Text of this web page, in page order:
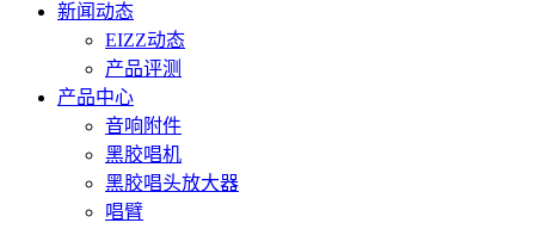
新闻动态
EIZZ动态
产品评测
产品中心
音响附件
黑胶唱机
黑胶唱头放大器
唱臂